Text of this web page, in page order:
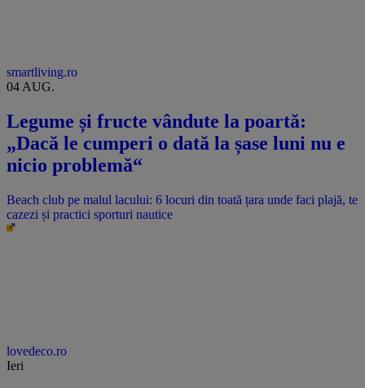
smartliving.ro
04 AUG.
Legume și fructe vândute la poartă:
„Dacă le cumperi o dată la șase luni nu e
nicio problemă“
Beach club pe malul lacului: 6 locuri din toată țara unde faci plajă, te
cazezi și practici sporturi nautice
lovedeco.ro
Ieri